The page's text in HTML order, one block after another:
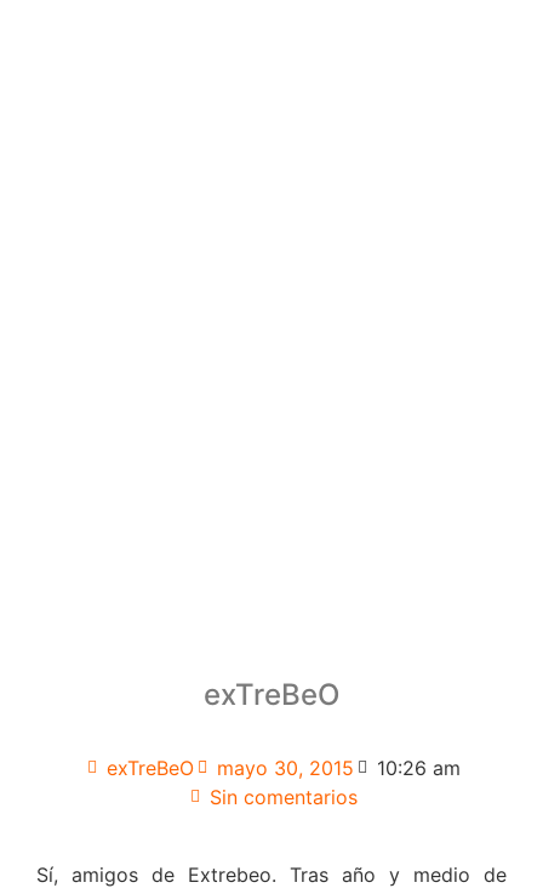
exTreBeO
exTreBeO mayo 30, 2015
10:26 am
Sin comentarios
Sí, amigos de Extrebeo. Tras año y medio de